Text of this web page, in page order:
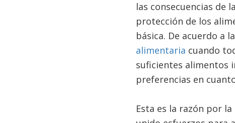
las consecuencias de
protección de los
básica. De acuerdo a
alimentaria cuando
suficientes alimentos
preferencias en
Esta es la razón por la